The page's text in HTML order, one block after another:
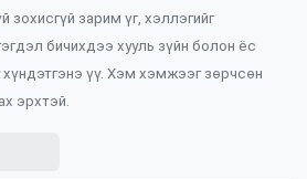
зарим үг, хэллэгийг
бичихдээ хууль зүйн болон ёс
үү. Хэм хэмжээг зөрчсөн
эрхтэй.